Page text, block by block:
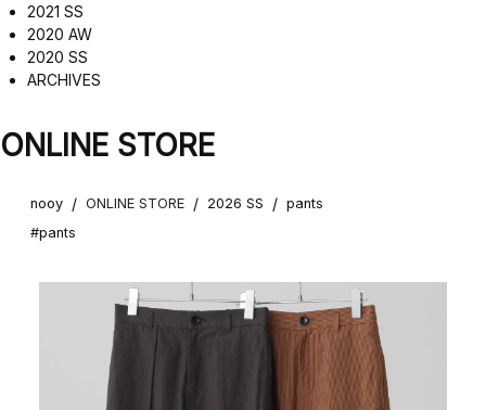
2021 SS
2020 AW
2020 SS
ARCHIVES
ONLINE STORE
nooy / ONLINE STORE / 2026 SS / pants
#pants